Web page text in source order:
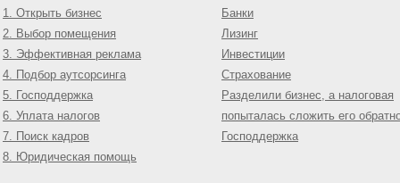
1. Открыть бизнес
2. Выбор помещения
3. Эффективная реклама
4. Подбор аутсорсинга
5. Господдержка
6. Уплата налогов
7. Поиск кадров
8. Юридическая помощь
Банки
Лизинг
Инвестиции
Страхование
Разделили бизнес, а налоговая
попыталась сложить его
Господдержка